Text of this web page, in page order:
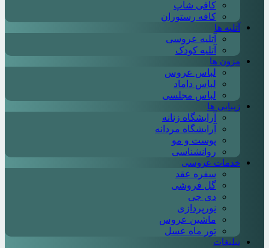
کافی شاپ
کافه رستوران
آتلیه ها
آتلیه عروسی
آتلیه کودک
مزون ها
لباس عروس
لباس داماد
لباس مجلسی
زیبایی ها
آرایشگاه زنانه
آرایشگاه مردانه
پوست و مو
روانشناسی
خدمات عروسی
سفره عقد
گل فروشی
دی جی
نورپردازی
ماشین عروس
تور ماه عسل
تبلیغات